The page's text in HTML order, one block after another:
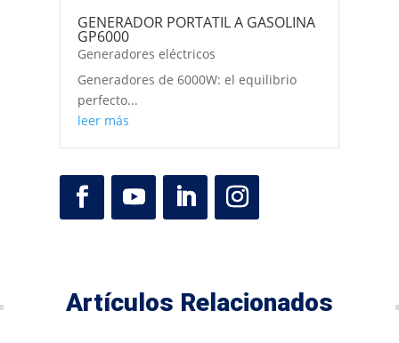
GENERADOR PORTATIL A GASOLINA
GP6000
Generadores eléctricos
Generadores de 6000W: el equilibrio
perfecto...
leer más
Artículos Relacionados